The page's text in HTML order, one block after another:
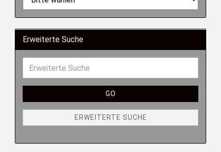
Erweiterte Suche
GO
ERWEITERTE SUCHE